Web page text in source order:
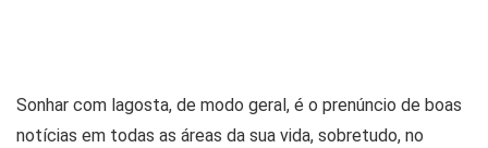
Sonhar com lagosta, de modo geral, é o prenúncio de boas
notícias em todas as áreas da sua vida, sobretudo, no